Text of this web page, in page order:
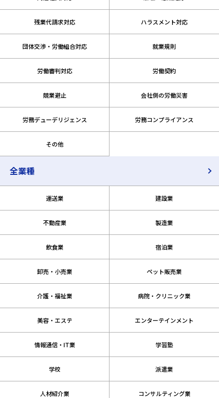
残業代請求対応 ハラスメント対応
団体交渉・労働組合対応 就業規則
労働審判対応 労働契約
競業避止 会社側の労働災害
労務デューデリジェンス 労務コンプライアンス
その他
全業種
運送業 建設業
不動産業 製造業
飲食業 宿泊業
卸売・小売業 ペット販売業
介護・福祉業 病院・クリニック業
美容・エステ エンターテインメント
情報通信・IT業 学習塾
学校 派遣業
人材紹介業 コンサルティング業